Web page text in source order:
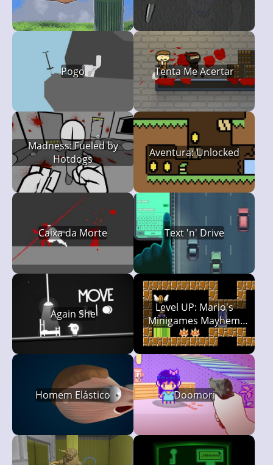
Pogo Tenta Me Acertar
Madness: Fueled by
Hotdogs
Aventura: Unlocked
Caixa da Morte Text 'n' Drive
Again She
Level UP: Mario's
Minigames Mayhem
(LUMMM)
Homem Elástico Doomori